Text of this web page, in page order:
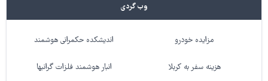
وب گردی
مزایده خودرو اندیشکده حکمرانی هوشمند
هزینه سفر به کربلا انبار هوشمند فلزات گرانبها